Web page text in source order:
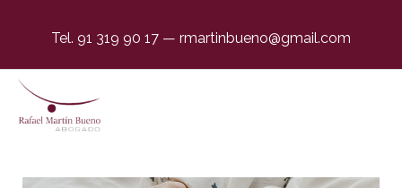
Tel. 91 319 90 17 — rmartinbueno@gmail.com